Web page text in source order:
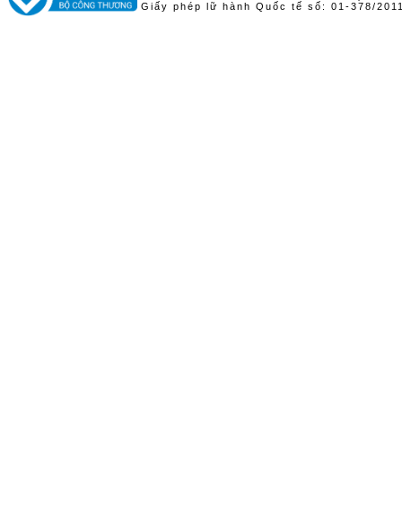
Giấy phép lữ hành Quốc tế số: 01-378/